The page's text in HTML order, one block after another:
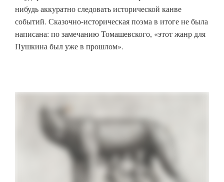
нибудь аккуратно следовать исторической канве
событий. Сказочно-историческая поэма в итоге не была
написана: по замечанию Томашевского, «этот жанр для
Пушкина был уже в прошлом».